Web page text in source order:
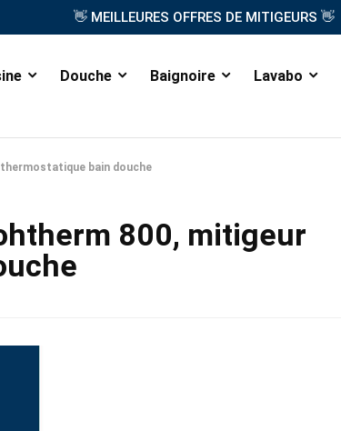
👋MEILLEURES OFFRES DE MITIGEURS 👋
Douche Baignoire Lavabo
bain douche
800, mitigeur